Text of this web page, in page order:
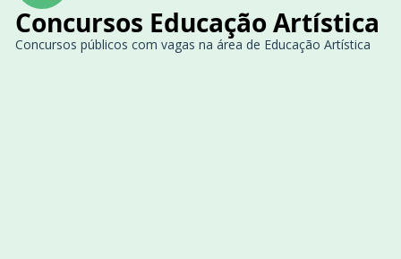
Concursos Educação Artística
Concursos públicos com vagas na área de Educação Artística